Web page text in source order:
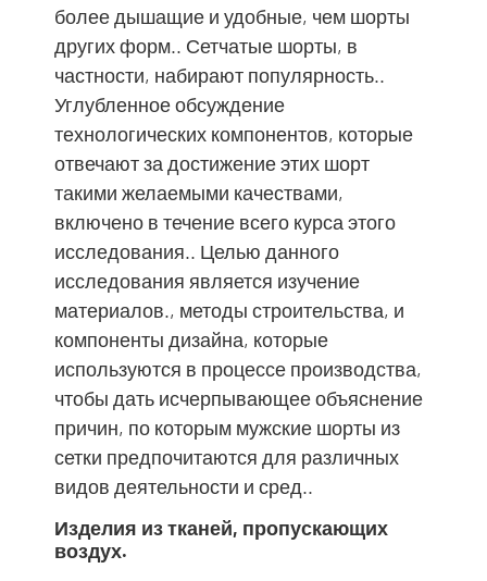
более дышащие и удобные, чем шорты
других форм.. Сетчатые шорты, в
частности, набирают популярность..
Углубленное обсуждение
технологических компонентов, которые
отвечают за достижение этих шорт
такими желаемыми качествами,
включено в течение всего курса этого
исследования.. Целью данного
исследования является изучение
материалов., методы строительства, и
компоненты дизайна, которые
используются в процессе производства,
чтобы дать исчерпывающее объяснение
причин, по которым мужские шорты из
сетки предпочитаются для различных
видов деятельности и сред..
Изделия из тканей, пропускающих
воздух.